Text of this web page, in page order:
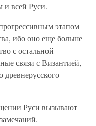
и всей Руси.
этапом
ибо оно еще больше
с остальной
связи с Византией,
древнерусского
Руси вызывают